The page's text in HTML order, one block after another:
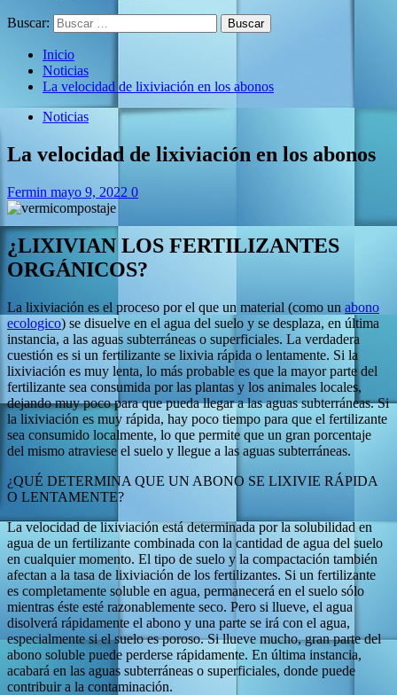
Buscar:
Inicio
Noticias
La velocidad de lixiviación en los abonos
Noticias
La velocidad de lixiviación en los abonos
Fermin mayo 9, 2022 0
¿LIXIVIAN LOS FERTILIZANTES
ORGÁNICOS?
La lixiviación es el proceso por el que un material (como un abono
ecologico) se disuelve en el agua del suelo y se desplaza, en última
instancia, a las aguas subterráneas o superficiales. La verdadera
cuestión es si un fertilizante se lixivia rápida o lentamente. Si la
lixiviación es muy lenta, lo más probable es que la mayor parte del
fertilizante sea consumida por las plantas y los animales locales,
dejando muy poco para que pueda llegar a las aguas subterráneas. Si
la lixiviación es muy rápida, hay poco tiempo para que el fertilizante
sea consumido localmente, lo que permite que un gran porcentaje
del mismo atraviese el suelo y llegue a las aguas subterráneas.
¿QUÉ DETERMINA QUE UN ABONO SE LIXIVIE RÁPIDA
O LENTAMENTE?
La velocidad de lixiviación está determinada por la solubilidad en
agua de un fertilizante combinada con la cantidad de agua del suelo
en cualquier momento. El tipo de suelo y la compactación también
afectan a la tasa de lixiviación de los fertilizantes. Si un fertilizante
es completamente soluble en agua, permanecerá en el suelo sólo
mientras éste esté razonablemente seco. Pero si llueve, el agua
disolverá rápidamente el abono y una parte se irá con el agua,
especialmente si el suelo es poroso. Si llueve mucho, gran parte del
abono soluble puede perderse rápidamente. En última instancia,
acabará en las aguas subterráneas o superficiales, donde puede
contribuir a la contaminación.